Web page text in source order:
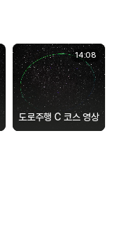
14:08
도로주행 C 코스 영상